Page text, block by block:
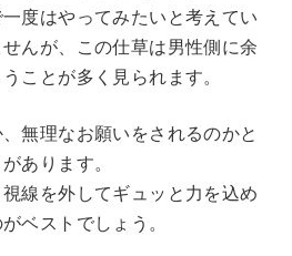
度はやってみたいと考えてい
んが、この仕草は男性側に余
ことが多く見られます。
無理なお願いをされるのかと
あります。
線を外してギュッと力を込め
ベストでしょう。